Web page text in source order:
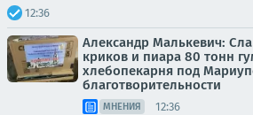
12:36
Александр Малькевич:
криков и пиара 80 тонн
хлебопекарня под
благотворительности
МНЕНИЯ 12:36